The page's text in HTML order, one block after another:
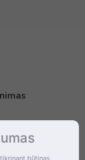
būtinas